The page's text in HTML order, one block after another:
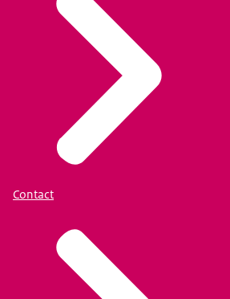
Contact